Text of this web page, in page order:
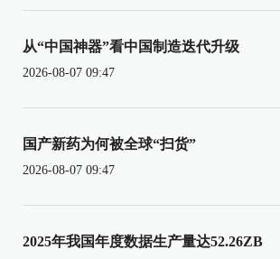
从“中国神器”看中国制造迭代升级
2026-08-07 09:47
国产新药为何被全球“扫货”
2026-08-07 09:47
2025年我国年度数据生产量达52.26ZB